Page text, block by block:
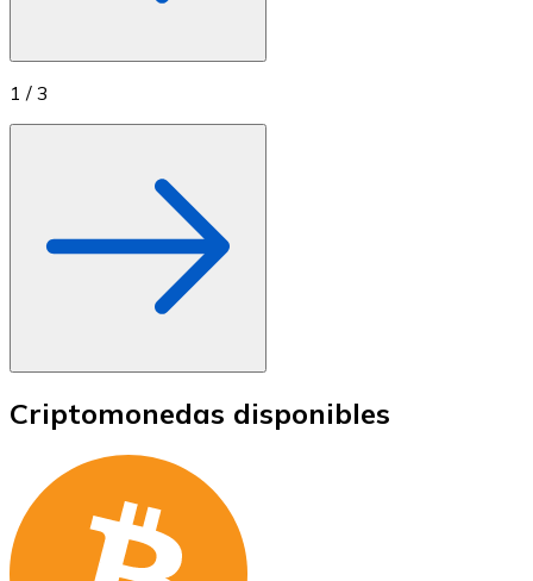
1 / 3
Criptomonedas disponibles